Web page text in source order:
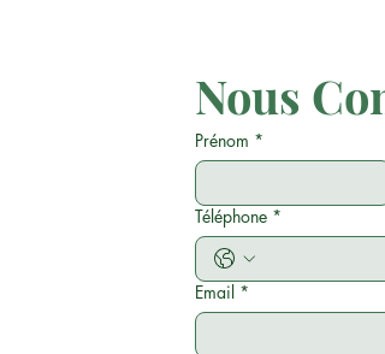
Nous
Prénom *
Téléphone *
Email *